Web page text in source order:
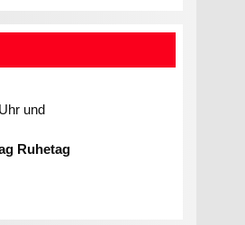
und
Ruhetag